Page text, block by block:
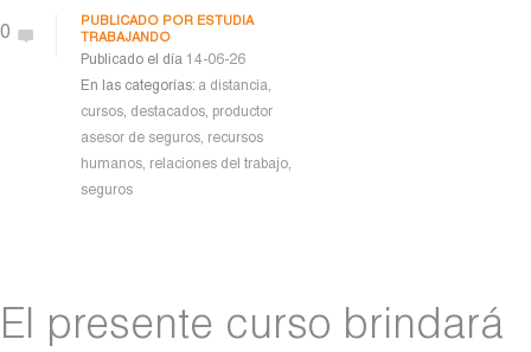
0
PUBLICADO POR ESTUDIA
TRABAJANDO
Publicado el día 14-06-26
En las categorías: a distancia,
cursos, destacados, productor
asesor de seguros, recursos
humanos, relaciones del trabajo,
seguros
El presente curso brindará